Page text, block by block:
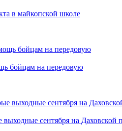
в майкопской школе
бойцам на передовую
сентября на Даховской